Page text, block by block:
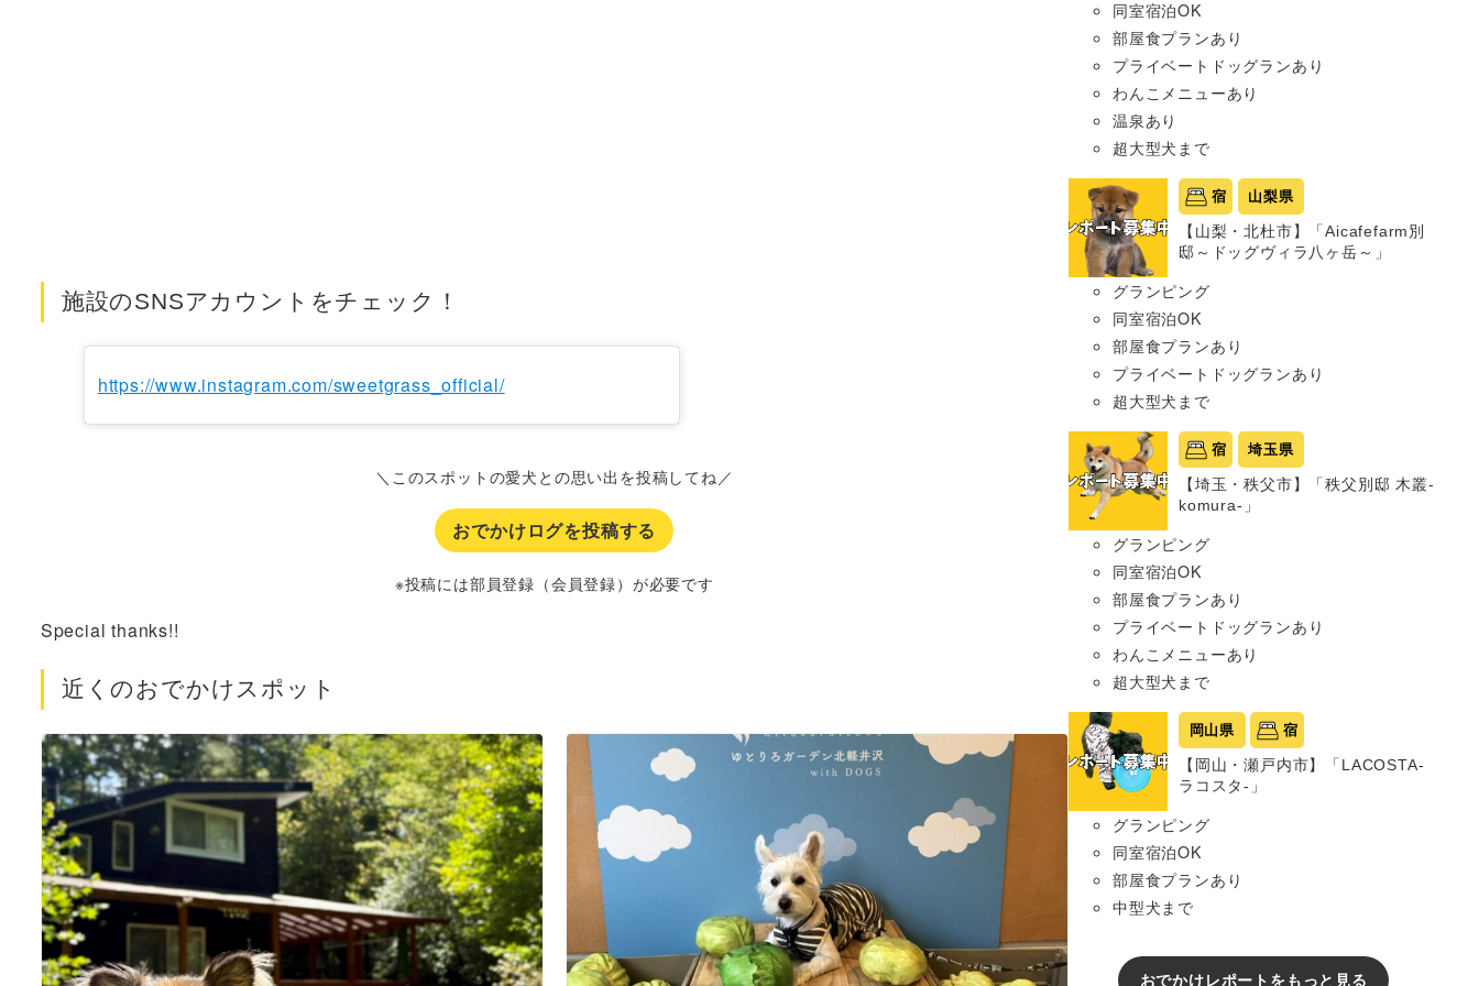
施設のSNSアカウントをチェック！
https://www.instagram.com/sweetgrass_official/
＼このスポットの愛犬との思い出を投稿してね／
おでかけログを投稿する
※投稿には部員登録（会員登録）が必要です
Special thanks!!
近くのおでかけスポット
同室宿泊OK
部屋食プランあり
プライベートドッグランあり
わんこメニューあり
温泉あり
超大型犬まで
宿 山梨県
【山梨・北杜市】「Aicafefarm別
邸～ドッグヴィラ八ヶ岳～」
グランピング
同室宿泊OK
部屋食プランあり
プライベートドッグランあり
超大型犬まで
宿 埼玉県
【埼玉・秩父市】「秩父別邸 木叢-
komura-」
グランピング
同室宿泊OK
部屋食プランあり
プライベートドッグランあり
わんこメニューあり
超大型犬まで
岡山県 宿
【岡山・瀬戸内市】「LACOSTA-
ラコスタ-」
グランピング
同室宿泊OK
部屋食プランあり
中型犬まで
おでかけレポートをもっと見る